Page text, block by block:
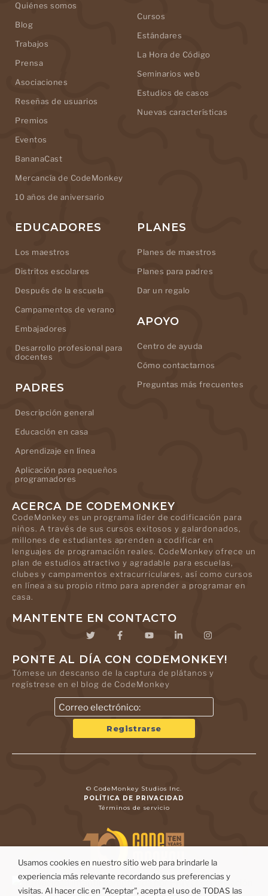
Quiénes somos
Blog
Trabajos
Prensa
Asociaciones
Reseñas de usuarios
Premios
Eventos
BananaCast
Mercancía de CodeMonkey
10 años de aniversario
Cursos
Estándares
La Hora de Código
Seminarios web
Estudios de casos
Nuevas características
EDUCADORES
Los maestros
Distritos escolares
Después de la escuela
Campamentos de verano
Embajadores
Desarrollo profesional para
docentes
PADRES
Descripción general
Educación en casa
Aprendizaje en línea
Aplicación para pequeños
programadores
PLANES
Planes de maestros
Planes para padres
Dar un regalo
APOYO
Centro de ayuda
Cómo contactarnos
Preguntas más frecuentes
ACERCA DE CODEMONKEY
CodeMonkey es un programa líder de codificación para
niños. A través de sus cursos exitosos y galardonados,
millones de estudiantes aprenden a codificar en
lenguajes de programación reales. CodeMonkey ofrece un
plan de estudios atractivo y agradable para escuelas,
clubes y campamentos extracurriculares, así como cursos
en línea a su propio ritmo para aprender a programar en
casa.
MANTENTE EN CONTACTO
PONTE AL DÍA CON CODEMONKEY!
Tómese un descanso de la captura de plátanos y
regístrese en el blog de CodeMonkey
© CodeMonkey Studios Inc.
POLÍTICA DE PRIVACIDAD
Términos de servicio
Usamos cookies en nuestro sitio web para brindarle la
experiencia más relevante recordando sus preferencias y
visitas. Al hacer clic en "Aceptar", acepta el uso de TODAS las